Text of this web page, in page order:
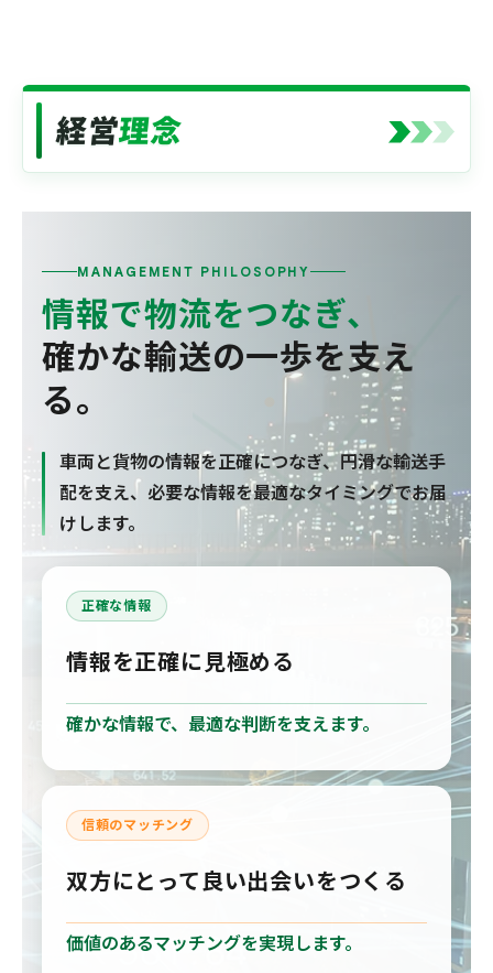
経営理念
MANAGEMENT PHILOSOPHY
情報で物流をつなぎ、
確かな輸送の一歩を支え
る。
車両と貨物の情報を正確につなぎ、円滑な輸送手
配を支え、必要な情報を最適なタイミングでお届
けします。
正確な情報
情報を正確に見極める
確かな情報で、最適な判断を支えます。
信頼のマッチング
双方にとって良い出会いをつくる
価値のあるマッチングを実現します。